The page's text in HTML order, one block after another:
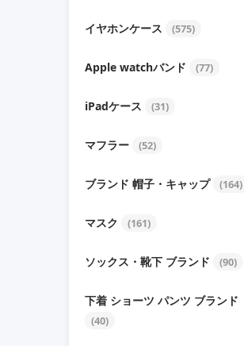
イヤホンケース (575)
Apple watchバンド (77)
iPadケース (31)
マフラー (52)
ブランド 帽子・キャップ (164)
マスク (161)
ソックス・靴下 ブランド (90)
下着 ショーツ パンツ ブランド
(40)